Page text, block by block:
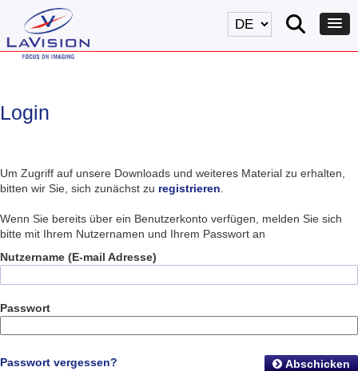
Login
Um Zugriff auf unsere Downloads und weiteres Material zu erhalten,
bitten wir Sie, sich zunächst zu registrieren
Wenn Sie bereits über ein Benutzerkonto verfügen, melden Sie sich
bitte mit Ihrem Nutzernamen und Ihrem Passwort an
Nutzername (E-mail Adresse)
Passwort
Passwort vergessen? Abschicken